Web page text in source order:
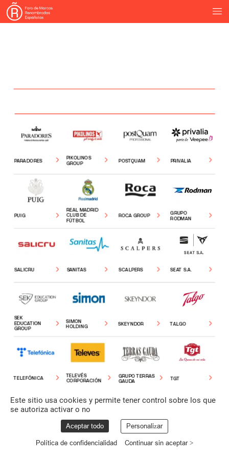
Este sitio usa cookies y permite tener control sobre los que
se autoriza activar o no
Aceptar todo Personalizar
Política de confidencialidad Continuar sin aceptar >
TELEFÓNICA
TELEVÉS
CORPORACIÓN
GRUPO TERRAS
GAUDA
TGT
TALGO
SEK
EDUCATION
GROUP
SIMON
HOLDING
SKEYNDOR
PARADORES
PIKOLINOS
GROUP
POSTQUAM PRIVALIA
GRUPO
RODMAN
PUIG
REAL MADRID
CLUB DE
FÚTBOL
ROCA GROUP
SEAT S.A.
SALICRU SANITAS SCALPERS